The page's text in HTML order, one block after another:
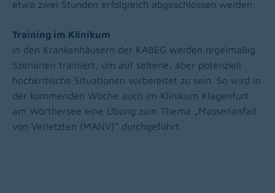
etwa zwei Stunden erfolgreich abgeschlossen werden.
Training im Klinikum
In den Krankenhäusern der KABEG werden regelmäßig
Szenarien trainiert, um auf seltene, aber potenziell
hochkritische Situationen vorbereitet zu sein. So wird in
der kommenden Woche auch im Klinikum Klagenfurt
am Wörthersee eine Übung zum Thema „Massenanfall
von Verletzten (MANV)“ durchgeführt.